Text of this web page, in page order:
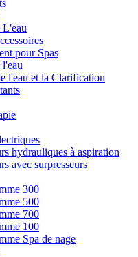
L'eau
pour Spas
l'eau et la Clarification
hydrauliques à aspiration
avec surpresseurs
300
500
700
100
Spa de nage